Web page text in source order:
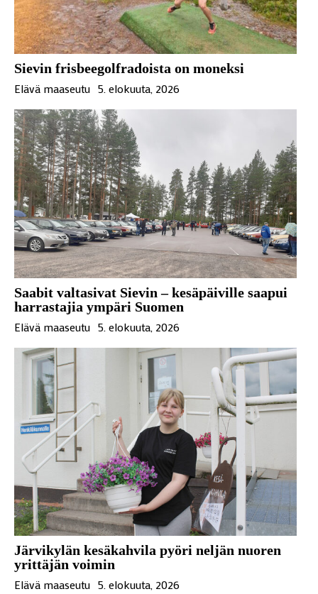
Sievin frisbeegolfradoista on moneksi
Elävä maaseutu 5. elokuuta, 2026
Saabit valtasivat Sievin – kesäpäiville saapui
harrastajia ympäri Suomen
Elävä maaseutu 5. elokuuta, 2026
Järvikylän kesäkahvila pyöri neljän nuoren
yrittäjän voimin
Elävä maaseutu 5. elokuuta, 2026